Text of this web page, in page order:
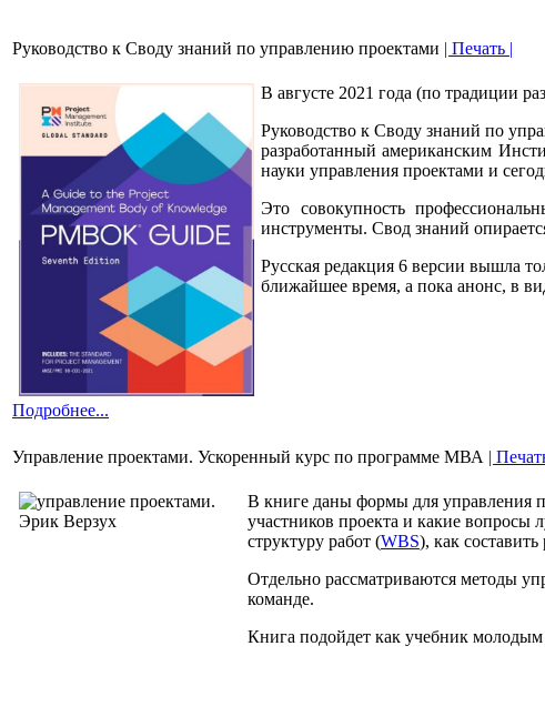
Руководство к Своду знаний по управлению проектами | Печать |
В августе 2021 года (по традиции
Руководство к Своду знаний по
разработанный американским
науки управления проектами и
Это совокупность
инструменты. Свод знаний
Русская редакция 6 версии вышла
ближайшее время, а пока анонс, в
Подробнее...
Управление проектами. Ускоренный курс по программе МВА |
В книге даны формы для управления
участников проекта и какие вопросы
структуру работ (WBS), как
Отдельно рассматриваются методы
команде.
Книга подойдет как учебник